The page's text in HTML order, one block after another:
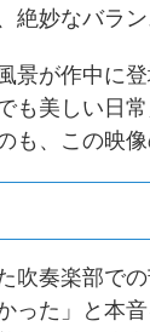
妙なバラン
景が作中に
も美しい日
、この映像
吹奏楽部で
った」と本